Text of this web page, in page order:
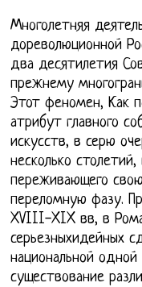
Многолетняя
дореволюционной
два десятилетия
прежнему
Этот феномен, Как
атрибут главного
искусств, в серю
несколько
переживающего
переломную фазу.
XVIII-XIX вв, в
серьезныхидейных
национальной
существование